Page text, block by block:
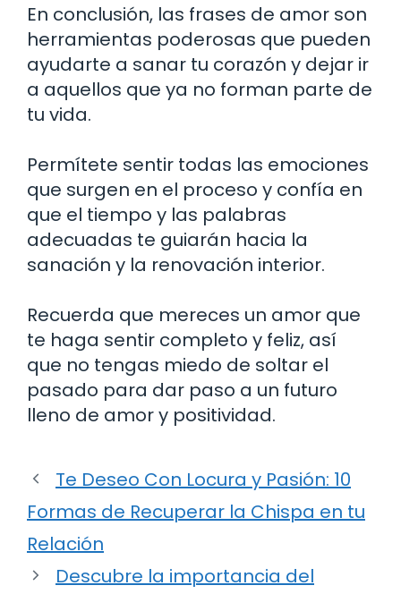
En conclusión, las frases de amor son
herramientas poderosas que pueden
ayudarte a sanar tu corazón y dejar ir
a aquellos que ya no forman parte de
tu vida.
Permítete sentir todas las emociones
que surgen en el proceso y confía en
que el tiempo y las palabras
adecuadas te guiarán hacia la
sanación y la renovación interior.
Recuerda que mereces un amor que
te haga sentir completo y feliz, así
que no tengas miedo de soltar el
pasado para dar paso a un futuro
lleno de amor y positividad.
Te Deseo Con Locura y Pasión: 10
Formas de Recuperar la Chispa en tu
Relación
Descubre la importancia del